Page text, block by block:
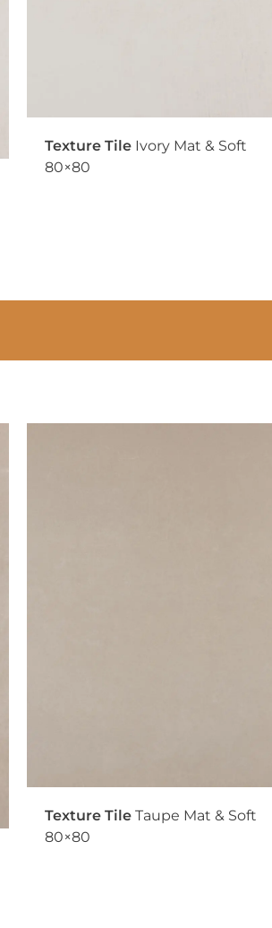
Texture TileIvory Mat & Soft
80×80
Texture TileTaupe Mat & Soft
80×80